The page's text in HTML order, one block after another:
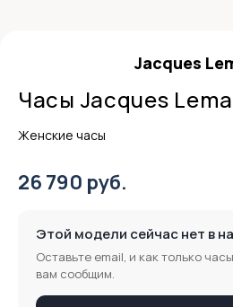
Jacques
Часы Jacques
Женские часы
26 790 руб.
Этой модели сейчас нет в
Оставьте email, и как только
вам сообщим.